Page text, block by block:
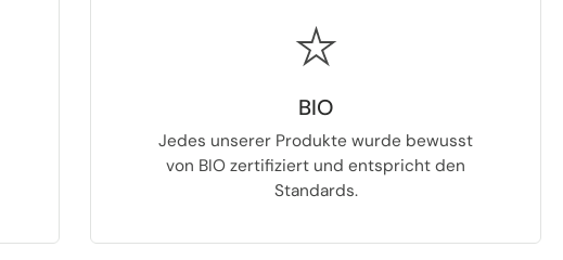
BIO
Jedes unserer Produkte wurde bewusst
von BIO zertifiziert und entspricht den
Standards.